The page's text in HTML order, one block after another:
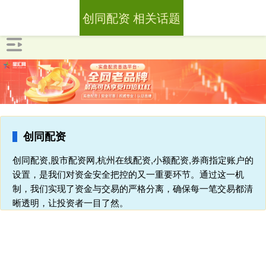
创同配资
创同配资,股市配资网,杭州在线配资,小额配资,券商指定账户的
设置，是我们对资金安全把控的又一重要环节。通过这一机
制，我们实现了资金与交易的严格分离，确保每一笔交易都清
晰透明，让投资者一目了然。
创同配资 相关话题